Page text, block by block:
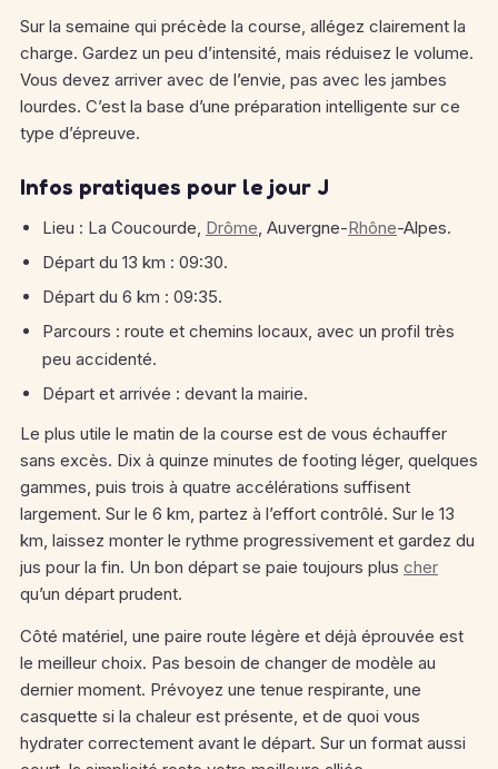
Sur la semaine qui précède la course, allégez clairement la
charge. Gardez un peu d’intensité, mais réduisez le volume.
Vous devez arriver avec de l’envie, pas avec les jambes
lourdes. C’est la base d’une préparation intelligente sur ce
type d’épreuve.
Infos pratiques pour le jour J
Lieu : La Coucourde, Drôme, Auvergne-Rhône-Alpes.
Départ du 13 km : 09:30.
Départ du 6 km : 09:35.
Parcours : route et chemins locaux, avec un profil très
peu accidenté.
Départ et arrivée : devant la mairie.
Le plus utile le matin de la course est de vous échauffer
sans excès. Dix à quinze minutes de footing léger, quelques
gammes, puis trois à quatre accélérations suffisent
largement. Sur le 6 km, partez à l’effort contrôlé. Sur le 13
km, laissez monter le rythme progressivement et gardez du
jus pour la fin. Un bon départ se paie toujours plus cher
qu’un départ prudent.
Côté matériel, une paire route légère et déjà éprouvée est
le meilleur choix. Pas besoin de changer de modèle au
dernier moment. Prévoyez une tenue respirante, une
casquette si la chaleur est présente, et de quoi vous
hydrater correctement avant le départ. Sur un format aussi